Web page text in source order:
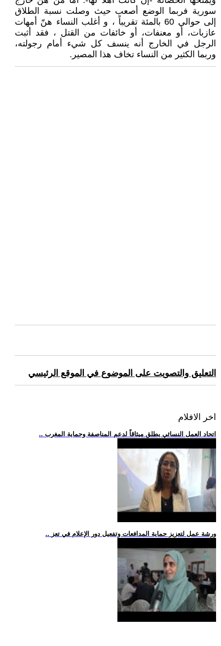
سورية فربما الوضع أصعب حيث وصلت نسبة الطلاق
إلى حوالي 60 بالمئة تقريباً ، و أغلب النساء هنّ أمهات
عازبات، أو معنفات، أو خائفات من القتل ، فقد أثبت
الرجل في الخارج أنه ينسف كل شيء أمام رجولته،
وربما الكثير من النساء تخاف هذا المصير.
التعليق والتصويت على الموضوع في الموقع الرئيسي
اخر الافلام
.. اتحاد العمل النسائي يطلق ميثاقاً لدعم المناصفة وحماية المغرب
.. ورشة عمل لتعزيز حماية المدافعات وتفعيل دور الإعلام في تعز